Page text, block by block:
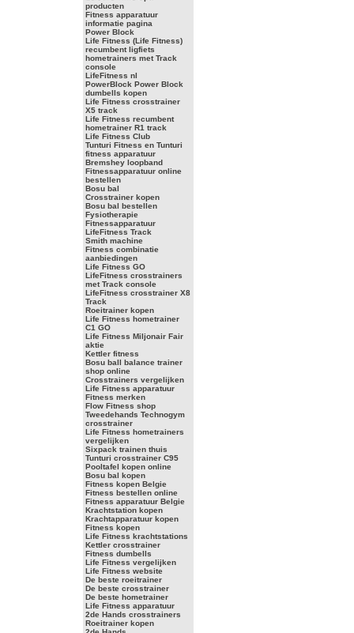
producten
Fitness apparatuur
informatie pagina
Power Block
Life Fitness (Life Fitness)
recumbent ligfiets
hometrainers met Track
console
LifeFitness nl
PowerBlock Power Block
dumbells kopen
Life Fitness crosstrainer
X5 track
Life Fitness recumbent
hometrainer R1 track
Life Fitness Club
Tunturi Fitness en Tunturi
fitness apparatuur
Bremshey loopband
Fitnessapparatuur online
bestellen
Bosu bal
Crosstrainer kopen
Bosu bal bestellen
Fysiotherapie
Fitnessapparatuur
LifeFitness Track
Smith machine
Fitness combinatie
aanbiedingen
Life Fitness GO
LifeFitness crosstrainers
met Track console
LifeFitness crosstrainer X8
Track
Roeitrainer kopen
Life Fitness hometrainer
C1 GO
Life Fitness Miljonair Fair
aktie
Kettler fitness
Bosu ball balance trainer
shop online
Crosstrainers vergelijken
Life Fitness apparatuur
Fitness merken
Flow Fitness shop
Tweedehands Technogym
crosstrainer
Life Fitness hometrainers
vergelijken
Sixpack trainen thuis
Tunturi crosstrainer C95
Pooltafel kopen online
Bosu bal kopen
Fitness kopen Belgie
Fitness bestellen online
Fitness apparatuur Belgie
Krachtstation kopen
Krachtapparatuur kopen
Fitness kopen
Life Fitness krachtstations
Kettler crosstrainer
Fitness dumbells
Life Fitness vergelijken
Life Fitness website
De beste roeitrainer
De beste crosstrainer
De beste hometrainer
Life Fitness apparatuur
2de Hands crosstrainers
Roeitrainer kopen